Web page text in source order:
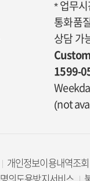
* 업무시
통화품
상담 가
1599-
(not
개인정보이용내역조회
명의도용방지서비스